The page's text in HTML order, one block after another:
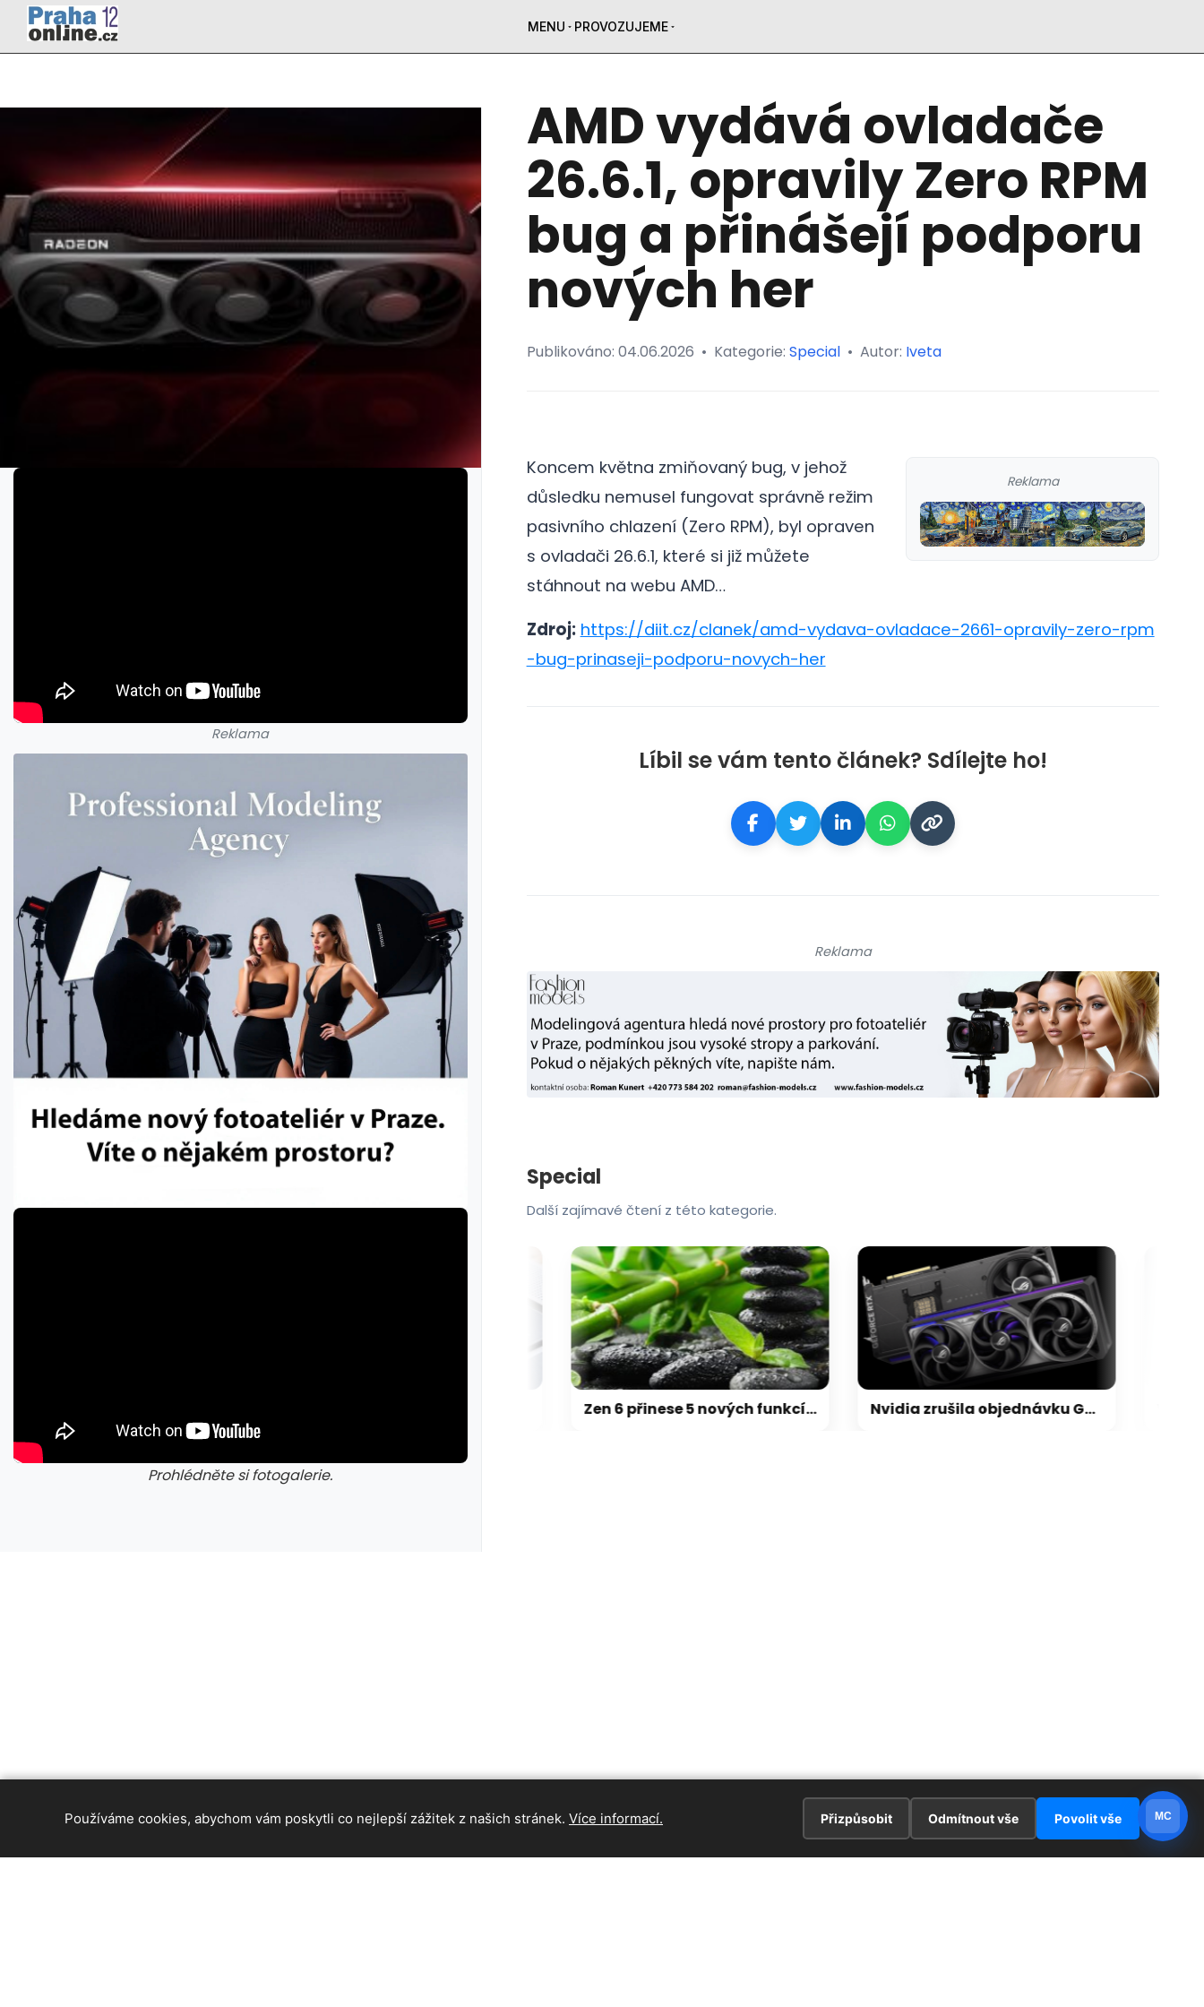
MENU PROVOZUJEME
Reklama
Prohlédněte si fotogalerie.
AMD vydává ovladače
26.6.1, opravily Zero RPM
bug a přinášejí podporu
nových her
Publikováno: 04.06.2026 • Kategorie: Special • Autor: Iveta
Reklama
Koncem května zmiňovaný bug, v jehož
důsledku nemusel fungovat správně režim
pasivního chlazení (Zero RPM), byl opraven
s ovladači 26.6.1, které si již můžete
stáhnout na webu AMD…
Zdroj: https://diit.cz/clanek/amd-vydava-ovladace-2661-opravily-zero-rpm
-bug-prinaseji-podporu-novych-her
Líbil se vám tento článek? Sdílejte ho!
Reklama
Special
Další zajímavé čtení z této kategorie.
Zen 6 přinese 5 nových funkcí pro vyšší stabilitu výkonu, nejen herního Nvidia zrušila objednávku GeForce RTX 5090 za $4600, Asus ji prý dodá za $5200
Používáme cookies, abychom vám poskytli co nejlepší zážitek z našich stránek. Více informací. Přizpůsobit Odmítnout vše Povolit vše MC